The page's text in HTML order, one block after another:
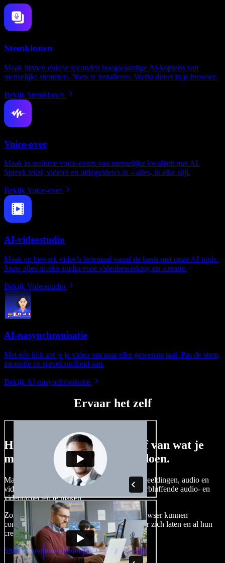
Stemklonen
Maak binnen enkele seconden hoogwaardige AI-kopieën van
menselijke stemmen. Niets te installeren. Werkt direct in je browser.
Bekijk Stemklonen
Voice-over
Maak in realtime voice-overs van menselijke kwaliteit met AI.
Spreek tekst, video's en uitlegvideo's in – alles, in elke stijl.
Bekijk Voice-over
AI-videostudio
Maak en bewerk video's helemaal vanaf de basis met onze AI-tools.
Jouw alles-in-één studio voor videobewerking en -creatie.
Bekijk Videostudio
AI-nasynchronisatie
Met één klik zet je je video om naar elke gewenste taal. Pas de stem,
intonatie en spreeksnelheid aan.
Bekijk AI-nasynchronisatie
Ervaar het zelf
Hier is een kleine voorproef van wat je
met Speechify Studio kunt doen.
Maak voice-overs, voeg royaltyvrije stockafbeeldingen, audio en
video's toe en kloon je stem om complete, verbluffende audio- en
videoprojecten te maken.
Zonder leercurve en met alles direct in de browser kunnen
contentmakers traditionele beperkingen achter zich laten en al hun
creatieve ideeën tot leven brengen.
Studio starten